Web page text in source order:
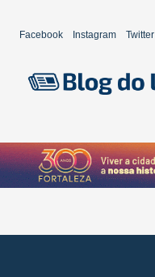
Facebook Instagram Twitter